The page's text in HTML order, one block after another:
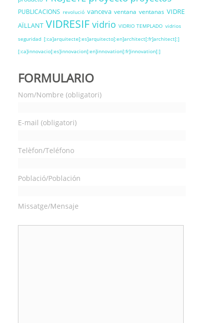
PUBLICACIONS revolució vanceva ventana ventanas VIDRE
AÏLLANT VIDRESIF vidrio VIDRIO TEMPLADO vidrios
seguridad [:ca]arquitecte[:es]arquitecto[:en]architect[:fr]architect[:]
[:ca]innovacio[:es]innovacion[:en]innovation[:fr]innovation[:]
FORMULARIO
Nom/Nombre (obligatori)
E-mail (obligatori)
Telèfon/Teléfono
Població/Población
Missatge/Mensaje